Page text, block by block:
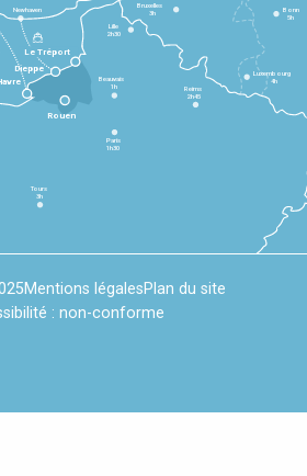
Dieppe
Le Tréport
Tours
3h
Paris
1h30
Beauvais
1h
Reims
2h45
Lille
2h30
Bruxelles
3h
Newhaven
Bonn
5h
Luxembourg
4h
Rouen
Mentions légalesPlan du site
: non-conforme